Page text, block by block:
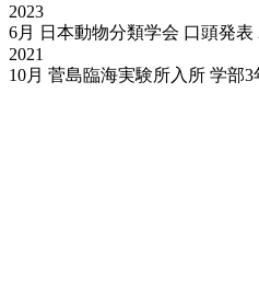
2023
6月 日本動物分類学会 口頭発表
2021
10月 菅島臨海実験所入所 学部